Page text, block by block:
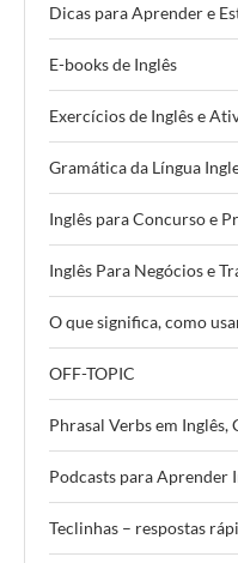
Dicas para Aprender e
E-books de Inglês
Exercícios de Inglês e
Gramática da Língua
Inglês para Concurso e
Inglês Para Negócios e
O que significa, como
OFF-TOPIC
Phrasal Verbs em
Podcasts para Aprender
Teclinhas – respostas